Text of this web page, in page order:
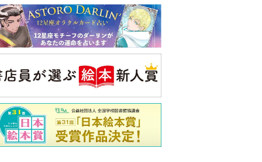
義実家について、義弟が私へ怒りのLINE
婚約者がBL愛好家でした
公論新社の本
三千円の使いかた
原田ひ香 著詳しくみる
フォメーション